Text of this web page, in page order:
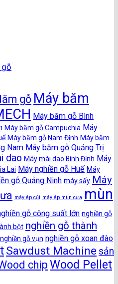
gỗ
gỗ Máy băm
Máy băm gỗ Bình
Máy băm gỗ Campuchia Máy
Máy băm gỗ Nam Định Máy băm
Nam Máy băm gỗ Quảng Trị
dao Máy mài dao Bình Định Máy
Lai Máy nghiền gỗ Huế Máy
gỗ Quảng Ninh máy sấy Máy
máy ép củi máy ép mùn cưa mùn
gỗ công suất lớn nghiền gỗ
bột nghiền gỗ thành
nghiền gỗ vụn nghiền gỗ xoan đào
Sawdust Machine sản
chipWood Pellet